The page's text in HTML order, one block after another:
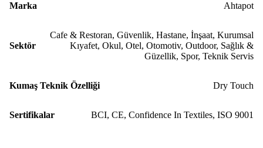
Marka Ahtapot
Sektör
Cafe & Restoran, Güvenlik, Hastane, İnşaat, Kurumsal
Kıyafet, Okul, Otel, Otomotiv, Outdoor, Sağlık &
Güzellik, Spor, Teknik Servis
Kumaş Teknik Özelliği Dry Touch
Sertifikalar BCI, CE, Confidence In Textiles, ISO 9001